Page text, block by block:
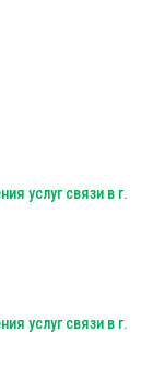
услуг связи в г.
услуг связи в г.